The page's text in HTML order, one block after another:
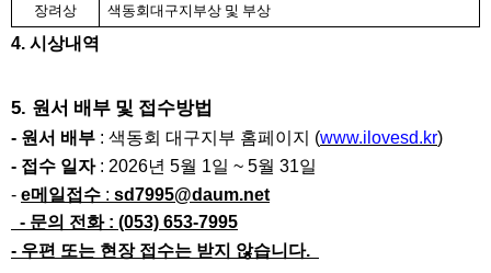
장려상
색동회대구지부상 및 부상
4. 시상내역
5. 원서 배부 및 접수방법
- 원서 배부 : 색동회 대구지부 홈페이지 (www.ilovesd.kr)
- 접수 일자 : 2026년 5월 1일 ~ 5월 31일
- e메일접수 : sd7995@daum.net
- 문의 전화 : (053) 653-7995
- 우편 또는 현장 접수는 받지 않습니다.